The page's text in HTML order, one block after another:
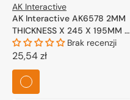
AK Interactive
AK Interactive AK6578 2MM
THICKNESS X 245 X 195MM –
STYRENE SHEET – (1 UNITS)
Brak recenzji
Cena
regularna
25,54 zł